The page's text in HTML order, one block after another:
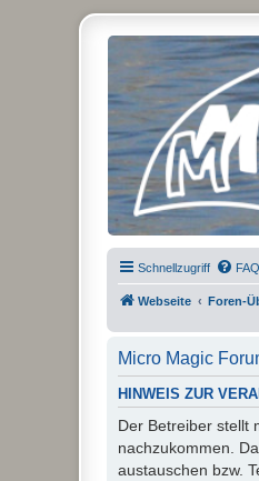
Micro Magic
Schnellzugriff FAQ
Webseite Foren-
Micro Magic
HINWEIS ZUR
Der Betreiber stellt
nachzukommen.
austauschen bzw.